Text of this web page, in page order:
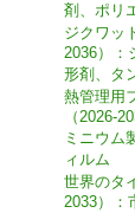
剤、ポリ
ジクワッ
2036）：
形剤、タ
熱管理用
（2026-
ミニウム
ィルム
世界のタ
2033）：